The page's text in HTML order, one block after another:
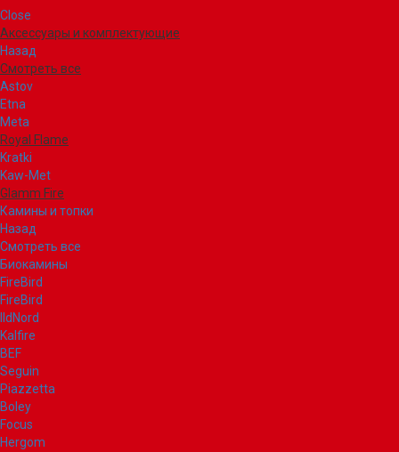
Close
Аксессуары и комплектующие
Назад
Смотреть все
Astov
Etna
Meta
Royal Flame
Kratki
Kaw-Met
Glamm Fire
Камины и топки
Назад
Смотреть все
Биокамины
FireBird
FireBird
IldNord
Kalfire
BEF
Seguin
Piazzetta
Boley
Focus
Hergom